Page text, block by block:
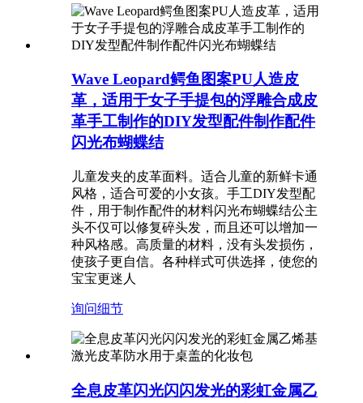
Wave Leopard鳄鱼图案PU人造皮
革，适用于女子手提包的浮雕合成皮
革手工制作的DIY发型配件制作配件
闪光布蝴蝶结
儿童发夹的皮革面料。适合儿童的新鲜卡通
风格，适合可爱的小女孩。手工DIY发型配
件，用于制作配件的材料闪光布蝴蝶结公主
头不仅可以修复碎头发，而且还可以增加一
种风格感。高质量的材料，没有头发损伤，
使孩子更自信。各种样式可供选择，使您的
宝宝​​更迷人
询问细节
全息皮革闪光闪闪发光的彩虹金属乙